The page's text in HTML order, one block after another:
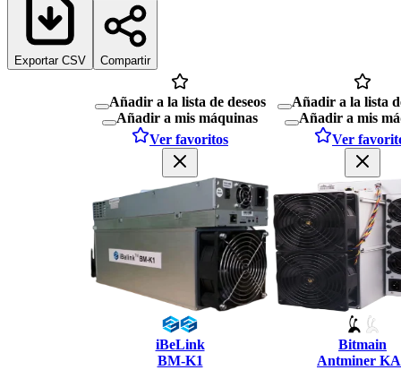
Exportar CSV Compartir
Añadir a la lista de deseos
Añadir a mis máquinas
Ver favoritos
iBeLink
BM-K1
Añadir a la lista
Añadir a mis
Ver
Bitmain
Antminer